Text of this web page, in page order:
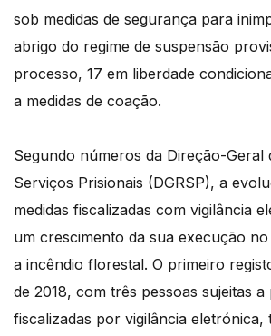
sob medidas de segurança para
abrigo do regime de suspensão
processo, 17 em liberdade
a medidas de coação.
Segundo números da Direção-Geral
Serviços Prisionais (DGRSP), a
medidas fiscalizadas com vigilância
um crescimento da sua execução
a incêndio florestal. O primeiro
de 2018, com três pessoas sujeitas a
fiscalizadas por vigilância